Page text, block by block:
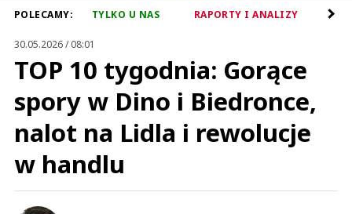
POLECAMY: TYLKO U NAS RAPORTY I ANALIZY
30.05.2026 / 08:01
TOP 10 tygodnia: Gorące
spory w Dino i Biedronce,
nalot na Lidla i rewolucje
w handlu